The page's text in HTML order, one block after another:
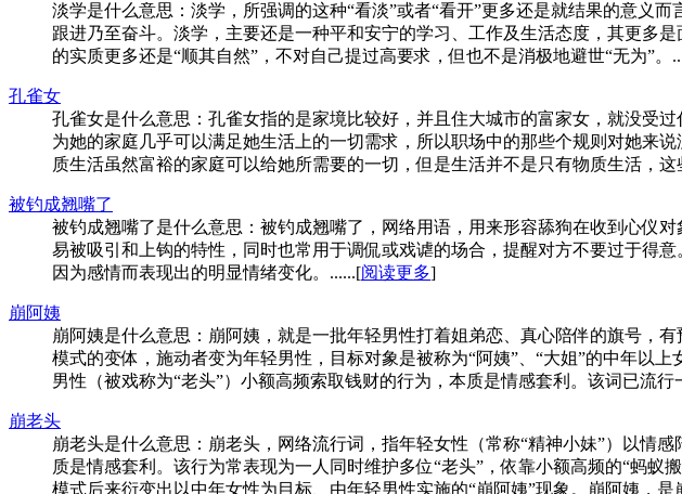
淡学是什么意思：淡学，所强调的这种“看淡”或者“看开”更多还是就结果的意义
跟进乃至奋斗。淡学，主要还是一种平和安宁的学习、工作及生活态度，其更多
的实质更多还是“顺其自然”，不对自己提过高要求，但也不是消极地避世“无为”。
孔雀女
孔雀女是什么意思：孔雀女指的是家境比较好，并且住大城市的富家女，就没受
为她的家庭几乎可以满足她生活上的一切需求，所以职场中的那些个规则对她来
质生活虽然富裕的家庭可以给她所需要的一切，但是生活并不是只有物质生活，
被钓成翘嘴了
被钓成翘嘴了是什么意思：被钓成翘嘴了，网络用语，用来形容舔狗在收到心仪
易被吸引和上钩的特性，同时也常用于调侃或戏谑的场合，提醒对方不要过于得
因为感情而表现出的明显情绪变化。......[阅读更多]
崩阿姨
崩阿姨是什么意思：崩阿姨，就是一批年轻男性打着姐弟恋、真心陪伴的旗号，
模式的变体，施动者变为年轻男性，目标对象是被称为“阿姨”、“大姐”的中年以
男性（被戏称为“老头”）小额高频索取钱财的行为，本质是情感套利。该词已流
崩老头
崩老头是什么意思：崩老头，网络流行词，指年轻女性（常称“精神小妹”）以情
质是情感套利。该行为常表现为一人同时维护多位“老头”，依靠小额高频的“蚂
模式后来衍变出以中年女性为目标、由年轻男性实施的“崩阿姨”现象。崩阿姨，